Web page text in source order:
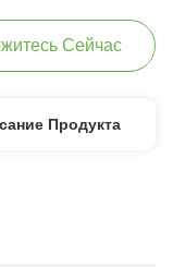
Сейчас
Продукта